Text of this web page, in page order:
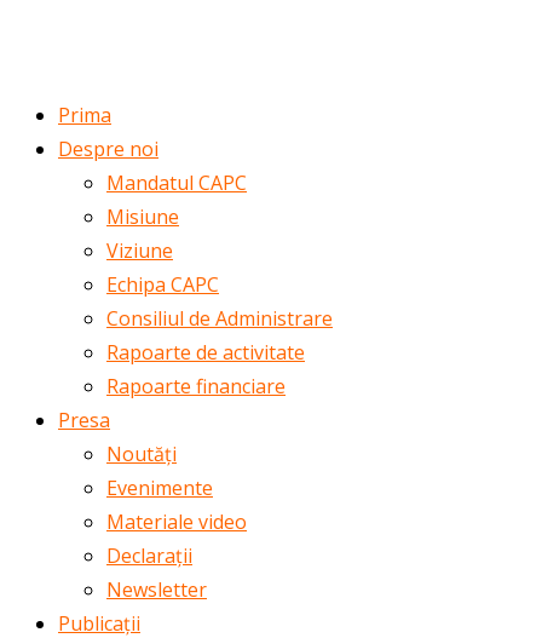
Prima
Despre noi
Mandatul CAPC
Misiune
Viziune
Echipa CAPC
Consiliul de Administrare
Rapoarte de activitate
Rapoarte financiare
Presa
Noutăți
Evenimente
Materiale video
Declarații
Newsletter
Publicații